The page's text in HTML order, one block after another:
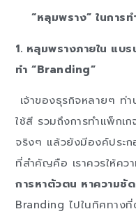
“หลุมพราง” ในการ
1. หลุมพรางภายใน แบ
ทำ “Branding”
เจ้าของธุรกิจหลายๆ ท่
ใช้สี รวมถึงการทำแพ็ก
จริงๆ แล้วยังมีองค์ประ
ที่สำคัญคือ เราควรให้ค
การหาตัวตน หาความชั
Branding ไปในทิศทาง